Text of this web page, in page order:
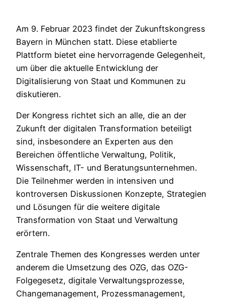
Am 9. Februar 2023 findet der Zukunftskongress
Bayern in München statt. Diese etablierte
Plattform bietet eine hervorragende Gelegenheit,
um über die aktuelle Entwicklung der
Digitalisierung von Staat und Kommunen zu
diskutieren.
Der Kongress richtet sich an alle, die an der
Zukunft der digitalen Transformation beteiligt
sind, insbesondere an Experten aus den
Bereichen öffentliche Verwaltung, Politik,
Wissenschaft, IT- und Beratungsunternehmen.
Die Teilnehmer werden in intensiven und
kontroversen Diskussionen Konzepte, Strategien
und Lösungen für die weitere digitale
Transformation von Staat und Verwaltung
erörtern.
Zentrale Themen des Kongresses werden unter
anderem die Umsetzung des OZG, das OZG-
Folgegesetz, digitale Verwaltungsprozesse,
Changemanagement, Prozessmanagement,